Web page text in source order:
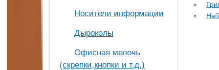
Носители информации
Дыроколы
Офисная мелочь
(скрепки,кнопки и т.д.)